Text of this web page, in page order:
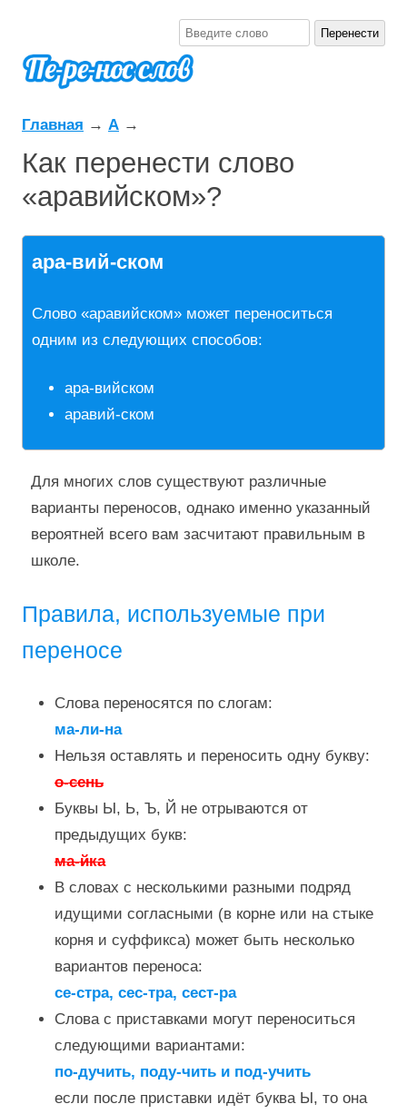
Главная → А →
Как перенести слово
«аравийском»?
ара-вий-ском
Слово «аравийском» может переноситься
одним из следующих способов:
ара-вийском
аравий-ском
Для многих слов существуют различные
варианты переносов, однако именно указанный
вероятней всего вам засчитают правильным в
школе.
Правила, используемые при
переносе
Слова переносятся по слогам:
ма-ли-на
Нельзя оставлять и переносить одну букву:
о-сень
Буквы Ы, Ь, Ъ, Й не отрываются от
предыдущих букв:
ма-йка
В словах с несколькими разными подряд
идущими согласными (в корне или на стыке
корня и суффикса) может быть несколько
вариантов переноса:
се-стра, сес-тра, сест-ра
Слова с приставками могут переноситься
следующими вариантами:
по-дучить, поду-чить и под-учить
если после приставки идёт буква Ы, то она